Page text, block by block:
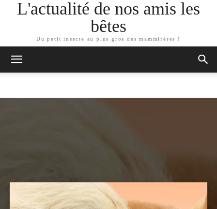
L'actualité de nos amis les
bêtes
Du petit insecte au plus gros des mammifères !